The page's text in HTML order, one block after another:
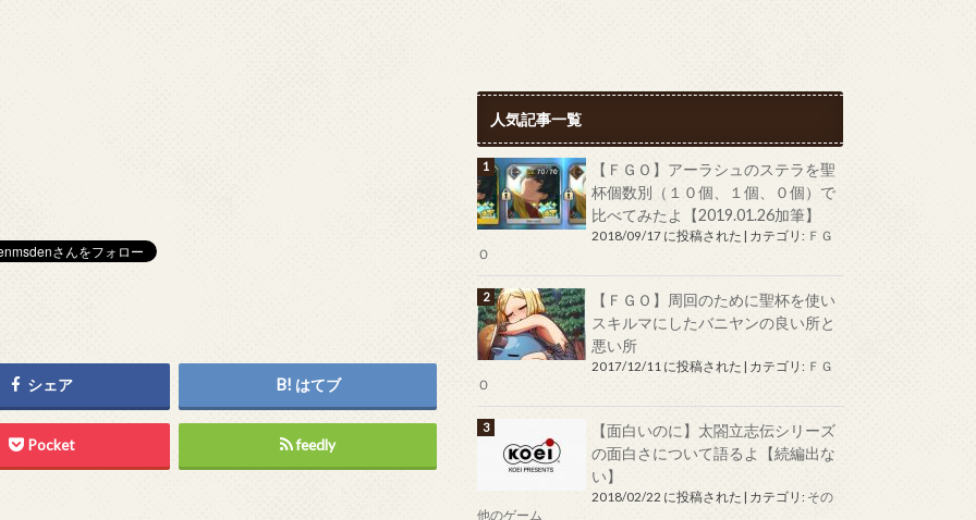
シェア はてブ
Pocket feedly
人気記事一覧
【ＦＧＯ】アーラシュのステラを聖
杯個数別（１０個、１個、０個）で
比べてみたよ【2019.01.26加筆】
2018/09/17 に投稿された カテゴリ: ＦＧ
Ｏ
【ＦＧＯ】周回のために聖杯を使い
スキルマにしたバニヤンの良い所と
悪い所
2017/12/11 に投稿された | カテゴリ: ＦＧ
Ｏ
【面白いのに】太閤立志伝シリーズ
の面白さについて語るよ【続編出な
い】
2018/02/22 に投稿された | カテゴリ: その
他のゲーム